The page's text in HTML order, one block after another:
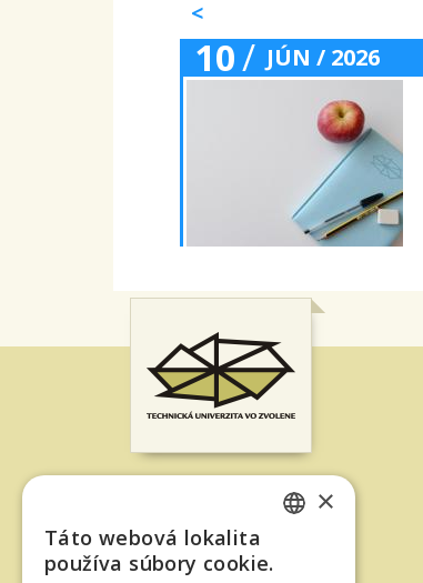
10/ JÚN / 2026
960 01 Zvolen
Slovenská republika
×
Táto webová lokalita
používa súbory cookie.